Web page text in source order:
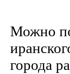
Можно
города